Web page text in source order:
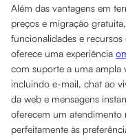
Além das vantagens em
preços e migração
funcionalidades e
oferece uma experiência
com suporte a uma ampla
incluindo e-mail, chat ao
da web e mensagens
oferecem um atendimento
perfeitamente às